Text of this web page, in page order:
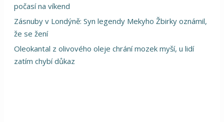
počasí na víkend
Zásnuby v Londýně: Syn legendy Mekyho Žbirky oznámil,
že se žení
Oleokantal z olivového oleje chrání mozek myší, u lidí
zatím chybí důkaz